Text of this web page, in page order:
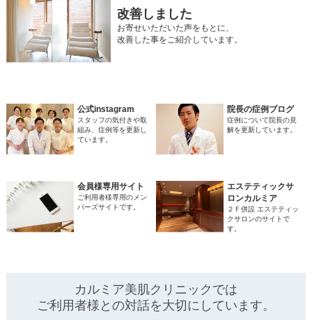
改善しました
お寄せいただいた声をもとに、
改善した事をご紹介しています。
公式instagram
スタッフの気付きや取
組み、症例等を更新し
ています。
院長の症例ブログ
症例について院長の見
解を更新しています。
会員様専用サイト
ご利用者様専用のメン
バーズサイトです。
エステティックサ
ロンカルミア
２Ｆ併設 エステティッ
クサロンのサイトで
す。
カルミア美肌クリニックでは
ご利用者様との対話を大切にしています。